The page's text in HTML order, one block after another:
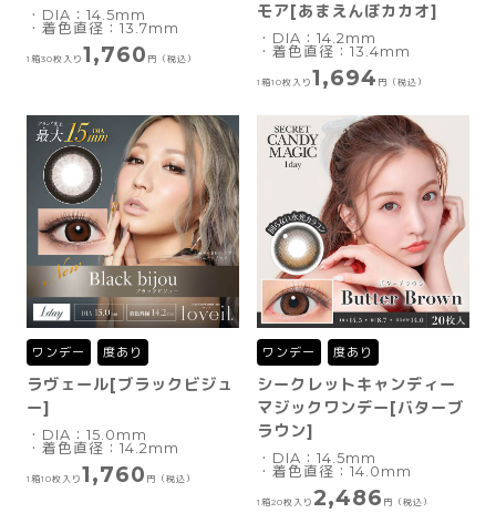
・DIA：14.5mm
・着色直径：13.7mm
1箱30枚入り 1,760 円（税込）
モア[あまえんぼカカオ]
・DIA：14.2mm
・着色直径：13.4mm
1箱10枚入り 1,694 円（税込）
ワンデー 度あり
ラヴェール[ブラックビジュ
ー]
・DIA：15.0mm
・着色直径：14.2mm
1箱10枚入り 1,760 円（税込）
ワンデー 度あり
シークレットキャンディー
マジックワンデー[バターブ
ラウン]
・DIA：14.5mm
・着色直径：14.0mm
1箱20枚入り 2,486 円（税込）